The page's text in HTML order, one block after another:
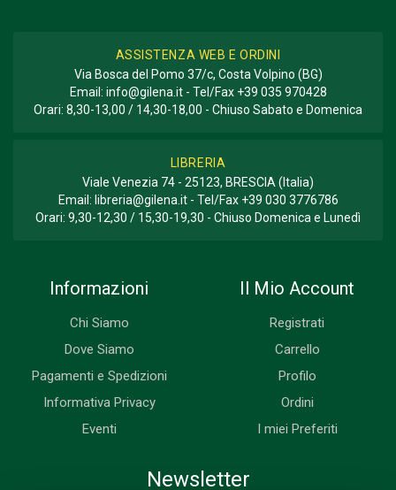
ASSISTENZA WEB E ORDINI
Via Bosca del Pomo 37/c, Costa Volpino (BG)
Email: info@gilena.it- Tel/Fax +39 035 970428
Orari: 8,30-13,00 / 14,30-18,00 - Chiuso Sabato e Domenica
LIBRERIA
Viale Venezia 74 - 25123, BRESCIA (Italia)
Email: libreria@gilena.it- Tel/Fax +39 030 3776786
Orari: 9,30-12,30 / 15,30-19,30 - Chiuso Domenica e Lunedì
Informazioni
Chi Siamo
Dove Siamo
Pagamenti e Spedizioni
Informativa Privacy
Eventi
Il Mio Account
Registrati
Carrello
Profilo
Ordini
I miei Preferiti
Newsletter